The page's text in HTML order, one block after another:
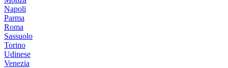
Napoli
Parma
Roma
Sassuolo
Torino
Udinese
Venezia